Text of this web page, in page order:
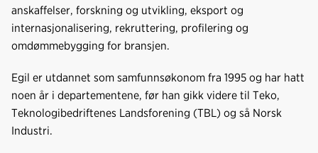
anskaffelser, forskning og utvikling, eksport og
internasjonalisering, rekruttering, profilering og
omdømmebygging for bransjen.
Egil er utdannet som samfunnsøkonom fra 1995 og har hatt
noen år i departementene, før han gikk videre til Teko,
Teknologibedriftenes Landsforening (TBL) og så Norsk
Industri.